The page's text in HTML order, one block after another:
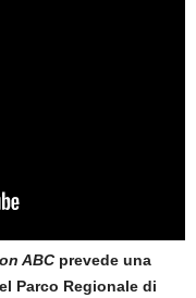
ABC prevede una
Parco Regionale di